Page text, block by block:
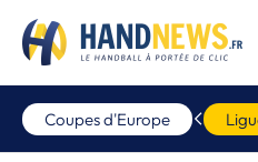
Coupes d'Europe